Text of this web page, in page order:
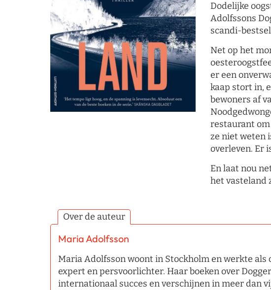
Dodelijke
Adolfssons
scandi-
Net op het
er een
kaap stort in,
bewoners af
restaurant
ze niet weten
overleven. Er
En laat nou
het vasteland
Over de auteur
Maria Adolfsson
Maria Adolfsson woont in Stockholm en werkte
expert en persvoorlichter. Haar boeken over
internationaal succes en verschijnen in meer dan